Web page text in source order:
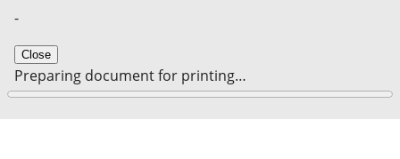
-
Close
Preparing document for printing…